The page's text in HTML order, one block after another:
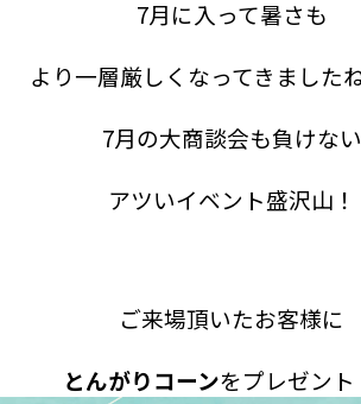
7月に入って暑さも
より一層厳しくなってきました
7月の大商談会も負けない
アツいイベント盛沢山！
ご来場頂いたお客様に
とんがりコーンをプレゼン